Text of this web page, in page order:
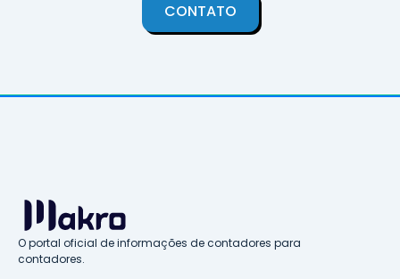
CONTATO
O portal oficial de informações de contadores para
contadores.